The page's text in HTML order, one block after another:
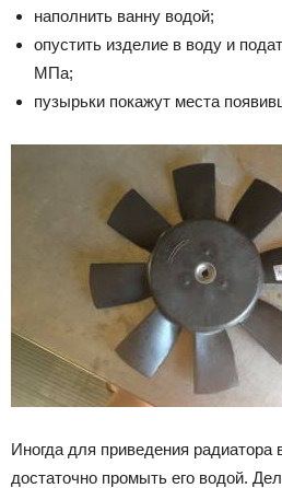
наполнить ванну водой;
опустить изделие в воду и
МПа;
пузырьки покажут места
Иногда для приведения радиатора
достаточно промыть его водой.